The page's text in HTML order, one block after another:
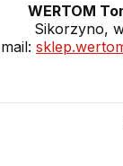
WERTOM
Sikorzyno,
mail: